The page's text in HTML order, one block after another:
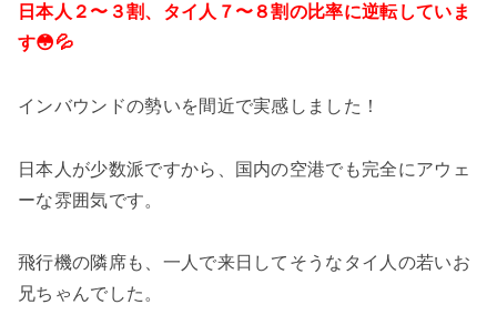
日本人２〜３割、タイ人７〜８割の比率に逆転していま
す😳💦
インバウンドの勢いを間近で実感しました！
日本人が少数派ですから、国内の空港でも完全にアウェ
ーな雰囲気です。
飛行機の隣席も、一人で来日してそうなタイ人の若いお
兄ちゃんでした。